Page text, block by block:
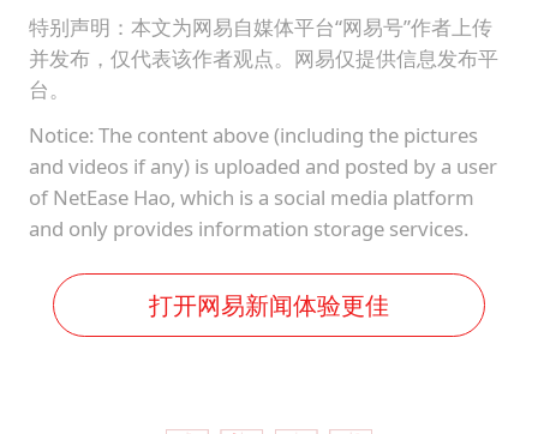
特别声明：本文为网易自媒体平台“网易号”作者上传
并发布，仅代表该作者观点。网易仅提供信息发布平
台。
Notice: The content above (including the pictures
and videos if any) is uploaded and posted by a user
of NetEase Hao, which is a social media platform
and only provides information storage services.
打开网易新闻体验更佳